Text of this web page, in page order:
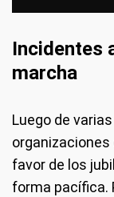
Incidentes
marcha
Luego de
organizaciones
favor de los
forma pacífica.